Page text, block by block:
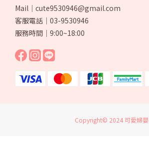
Mail｜cute9530946@gmail.com
客服電話｜03-9530946
服務時間｜9:00~18:00
Copyright© 2024 可愛婦嬰